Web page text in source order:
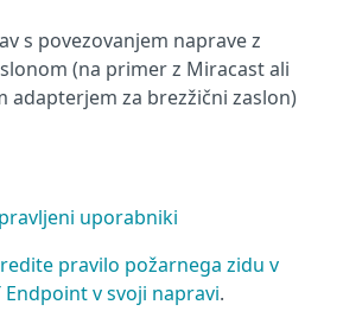
s povezovanjem naprave z
(na primer z Miracast ali
adapterjem za brezžični zaslon)
uporabniki
pravilo požarnega zidu v
Endpoint v svoji napravi.